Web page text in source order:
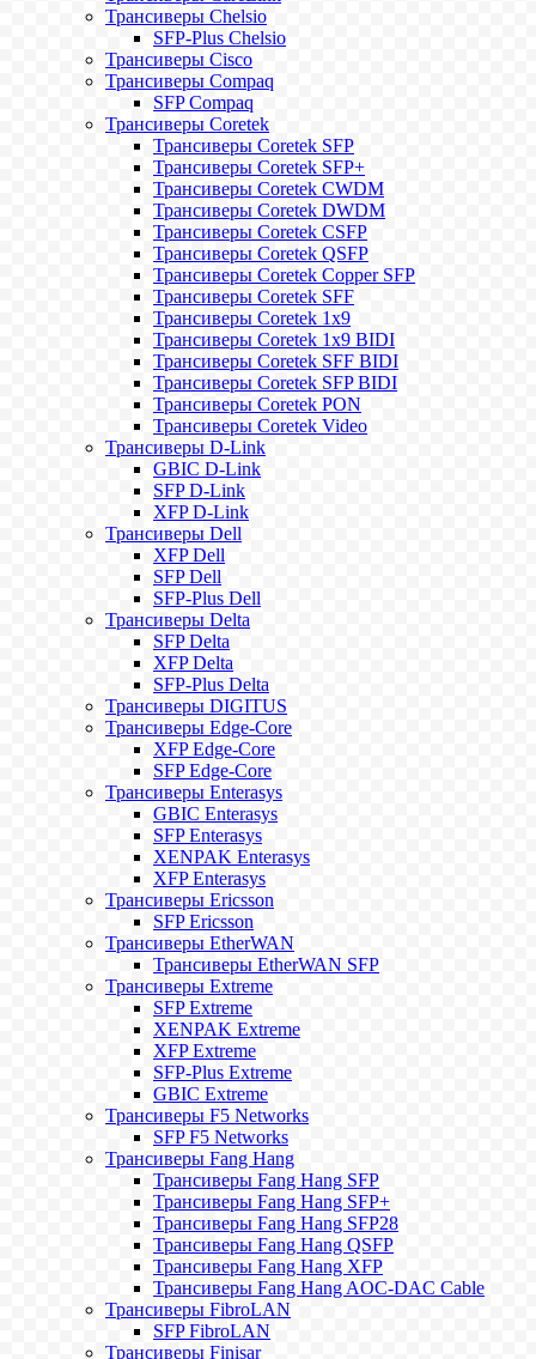
Трансиверы Chelsio
SFP-Plus Chelsio
Трансиверы Cisco
Трансиверы Compaq
SFP Compaq
Трансиверы Coretek
Трансиверы Coretek SFP
Трансиверы Coretek SFP+
Трансиверы Coretek CWDM
Трансиверы Coretek DWDM
Трансиверы Coretek CSFP
Трансиверы Coretek QSFP
Трансиверы Coretek Copper SFP
Трансиверы Coretek SFF
Трансиверы Coretek 1x9
Трансиверы Coretek 1x9 BIDI
Трансиверы Coretek SFF BIDI
Трансиверы Coretek SFP BIDI
Трансиверы Coretek PON
Трансиверы Coretek Video
Трансиверы D-Link
GBIC D-Link
SFP D-Link
XFP D-Link
Трансиверы Dell
XFP Dell
SFP Dell
SFP-Plus Dell
Трансиверы Delta
SFP Delta
XFP Delta
SFP-Plus Delta
Трансиверы DIGITUS
Трансиверы Edge-Core
XFP Edge-Core
SFP Edge-Core
Трансиверы Enterasys
GBIC Enterasys
SFP Enterasys
XENPAK Enterasys
XFP Enterasys
Трансиверы Ericsson
SFP Ericsson
Трансиверы EtherWAN
Трансиверы EtherWAN SFP
Трансиверы Extreme
SFP Extreme
XENPAK Extreme
XFP Extreme
SFP-Plus Extreme
GBIC Extreme
Трансиверы F5 Networks
SFP F5 Networks
Трансиверы Fang Hang
Трансиверы Fang Hang SFP
Трансиверы Fang Hang SFP+
Трансиверы Fang Hang SFP28
Трансиверы Fang Hang QSFP
Трансиверы Fang Hang XFP
Трансиверы Fang Hang AOC-DAC Cable
Трансиверы FibroLAN
SFP FibroLAN
Трансиверы Finisar